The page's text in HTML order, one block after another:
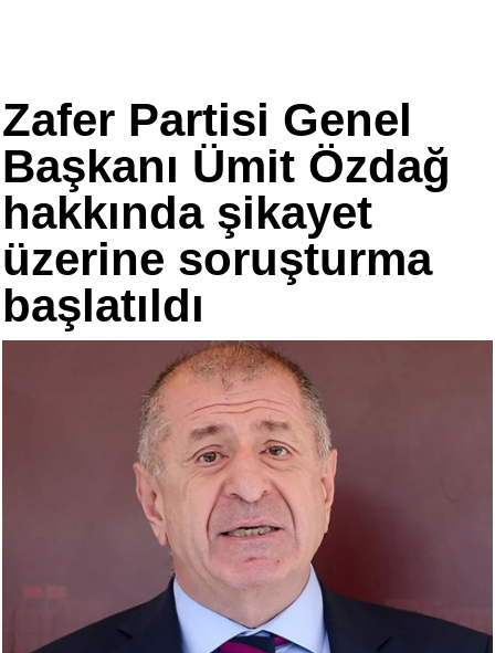
Zafer Partisi Genel
Başkanı Ümit Özdağ
hakkında şikayet
üzerine soruşturma
başlatıldı